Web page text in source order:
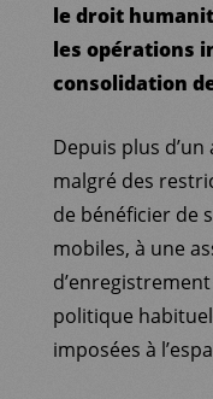
le droit
les opérations
consolidation
Depuis plus
malgré des
de bénéficier de
mobiles, à une
politique
imposées à